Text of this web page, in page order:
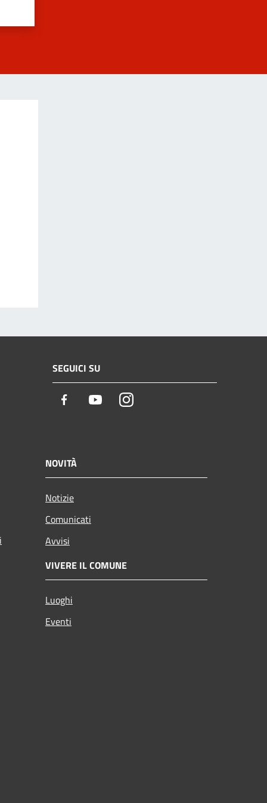
SEGUICI SU
Facebook YoutubeInstagram
NOVITÀ
Notizie
Comunicati
Avvisi
VIVERE IL COMUNE
Luoghi
Eventi